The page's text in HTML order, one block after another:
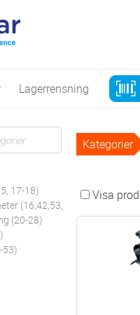
Lagerrensning
17-18)
(16,42,53,94)
(20-28)
53)
Kategorier
Visa